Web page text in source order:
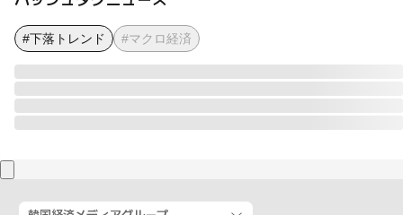
#下落トレンド #マクロ経済